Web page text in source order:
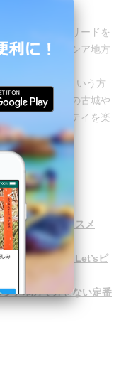
ナや首都マドリードを
方やアンダルシア地方
ません。
んびりしたいという方
ール」（中世の古城や
テル）でのステイを楽
ドール宿泊のススメ
バスチャンで Let’sピ
）
ア地方で外せない定番